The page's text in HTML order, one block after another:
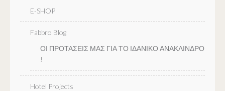
E-SHOP
Fabbro Blog
ΟΙ ΠΡΟΤΑΣΕΙΣ ΜΑΣ ΓΙΑ ΤΟ ΙΔΑΝΙΚΟ ΑΝΑΚΛΙΝΔΡΟ
!
Hotel Projects